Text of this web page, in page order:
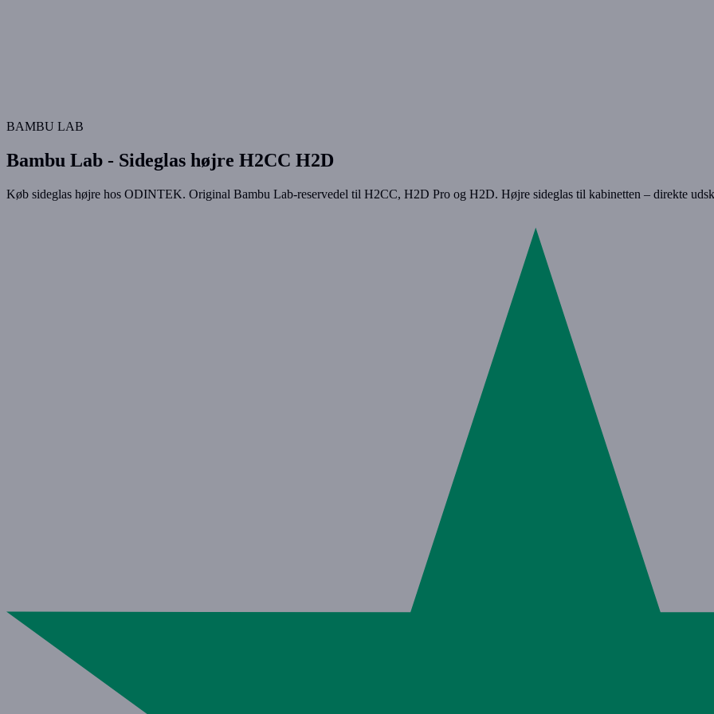
BAMBU LAB
Bambu Lab - Sideglas højre H2CC H2D
Køb sideglas højre hos ODINTEK. Original Bambu Lab-reservedel til H2CC, H2D Pro og H2D. Højre sideglas til kabinetten – direkte